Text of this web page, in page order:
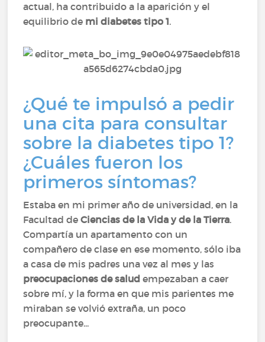
actual, ha contribuido a la aparición y el
equilibrio de mi diabetes tipo 1.
¿Qué te impulsó a pedir
una cita para consultar
sobre la diabetes tipo 1?
¿Cuáles fueron los
primeros síntomas?
Estaba en mi primer año de universidad, en la
Facultad deCiencias de la Vida y de la Tierra.
Compartía un apartamento con un
compañero de clase en ese momento, sólo iba
a casa de mis padres una vez al mes y las
preocupaciones de salud empezaban a caer
sobre mí, y la forma en que mis parientes me
miraban se volvió extraña, un poco
preocupante...